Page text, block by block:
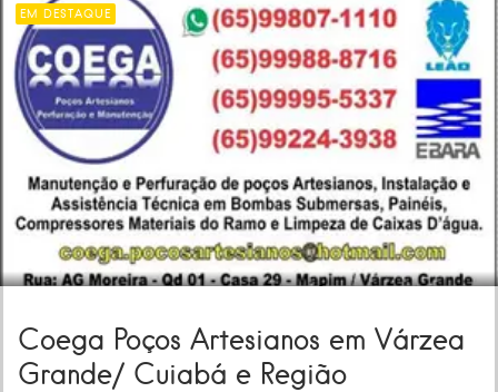
EM DESTAQUE
Coega Poços Artesianos em Várzea
Grande/ Cuiabá e Região